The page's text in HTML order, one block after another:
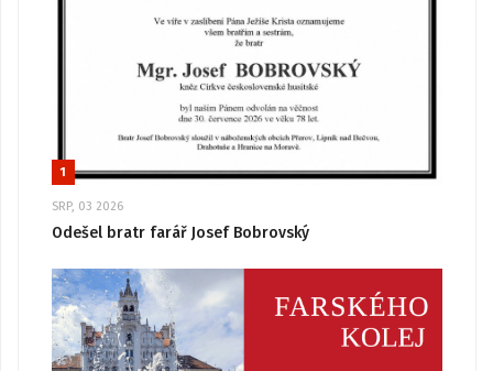
1
SRP, 03 2026
Odešel bratr farář Josef Bobrovský